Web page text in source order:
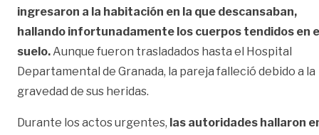
ingresaron a la habitación en la que descansaban,
hallando infortunadamente los cuerpos tendidos en
suelo.Aunque fueron trasladados hasta el Hospital
Departamental de Granada, la pareja falleció debido a la
gravedad de sus heridas.
Durante los actos urgentes, las autoridades hallaron